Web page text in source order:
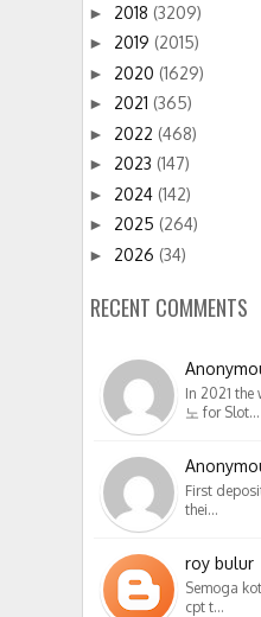
► 2018 (3209)
► 2019 (2015)
► 2020 (1629)
► 2021 (365)
► 2022 (468)
► 2023 (147)
► 2024 (142)
► 2025 (264)
► 2026 (34)
RECENT COMMENTS
In 2021 the
노 for Slot…
First
thei…
roy bulur
Semoga
cpt t…